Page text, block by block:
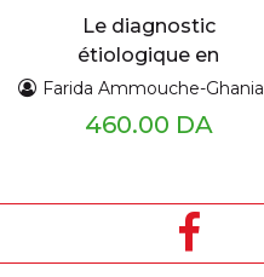
Le diagnostic
étiologique en
orthopédie dento-
faciale
Farida Ammouche-Ghania Chaker
460.00 DA